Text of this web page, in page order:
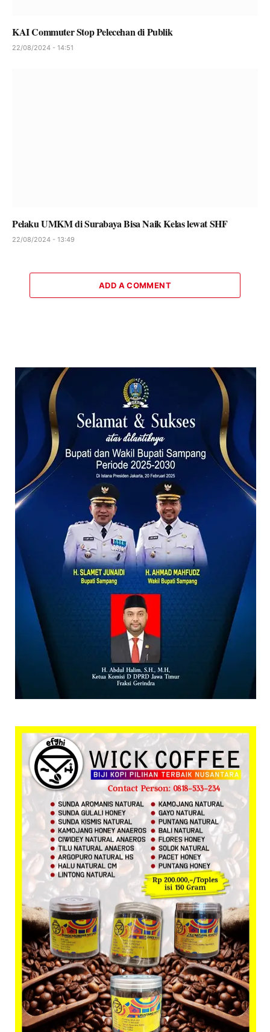
KAI Commuter Stop Pelecehan di Publik
22/08/2024 - 14:51
Pelaku UMKM di Surabaya Bisa Naik Kelas lewat SHF
22/08/2024 - 13:49
ADD A COMMENT